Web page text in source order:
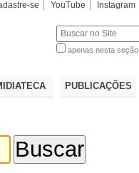
se YouTube Instagram
apenas nesta seção
PUBLICAÇÕES